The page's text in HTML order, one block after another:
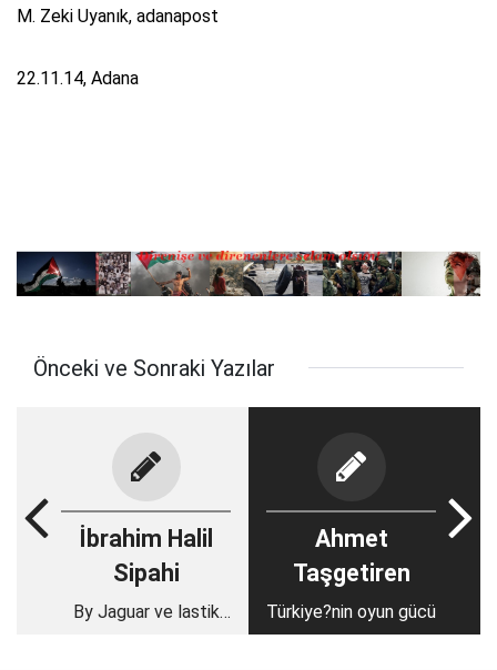
M. Zeki Uyanık, adanapost
22.11.14, Adana
Önceki ve Sonraki Yazılar
İbrahim Halil
Sipahi
By Jaguar ve lastik
Ahmet
Taşgetiren
Türkiye?nin oyun gücü